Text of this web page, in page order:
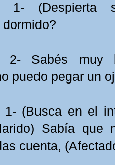
1- (Despierta
2- Sabés muy
puedo pegar un
1- (Busca en el
Sabía que
cuenta,